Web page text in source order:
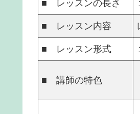
■ レッスンの長さ
■ レッスン内容
■ レッスン形式
■ 講師の特色